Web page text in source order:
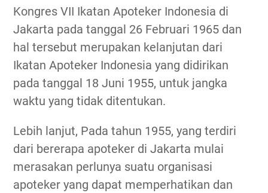
Kongres VII Ikatan Apoteker Indonesia di
Jakarta pada tanggal 26 Februari 1965 dan
hal tersebut merupakan kelanjutan dari
Ikatan Apoteker Indonesia yang didirikan
pada tanggal 18 Juni 1955, untuk jangka
waktu yang tidak ditentukan.
Lebih lanjut, Pada tahun 1955, yang terdiri
dari bererapa apoteker di Jakarta mulai
merasakan perlunya suatu organisasi
apoteker yang dapat memperhatikan dan